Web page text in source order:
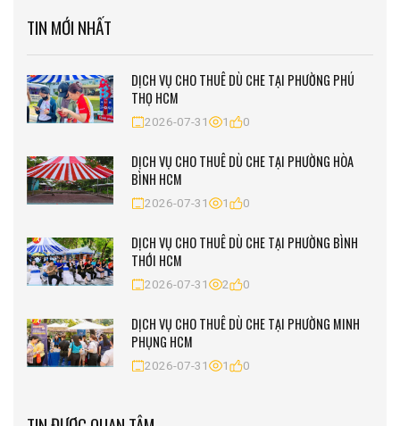
TIN MỚI NHẤT
DỊCH VỤ CHO THUÊ DÙ CHE TẠI PHƯỜNG PHÚ
THỌ HCM
2026-07-31 1 0
DỊCH VỤ CHO THUÊ DÙ CHE TẠI PHƯỜNG HÒA
BÌNH HCM
2026-07-31 1 0
DỊCH VỤ CHO THUÊ DÙ CHE TẠI PHƯỜNG BÌNH
THỚI HCM
2026-07-31 2 0
DỊCH VỤ CHO THUÊ DÙ CHE TẠI PHƯỜNG MINH
PHỤNG HCM
2026-07-31 1 0